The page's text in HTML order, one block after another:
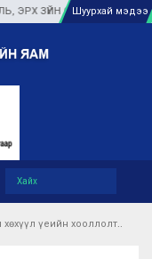
ЗҮЙН ОРЧИНГШуурхай мэдээ
үеийн хооллолт